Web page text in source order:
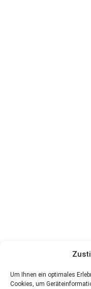
Um Ihnen ein optimales
Cookies, um